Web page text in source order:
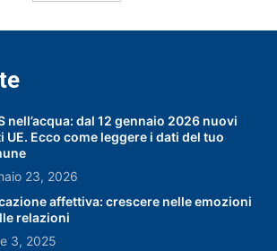
nell’acqua: dal 12 gennaio 2026 nuovi
UE. Ecco come leggere i dati del tuo
23, 2026
affettiva: crescere nelle emozioni
relazioni
3, 2025